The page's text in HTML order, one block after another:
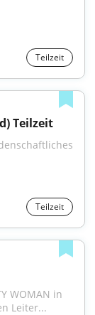
Teilzeit
Teilzeit
Teilzeit
WOMAN in
Leiter...